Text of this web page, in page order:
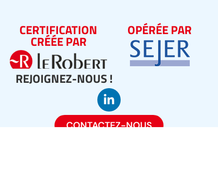
CERTIFICATION
CRÉÉE PAR
OPÉRÉE PAR
REJOIGNEZ-NOUS !
CONTACTEZ-NOUS